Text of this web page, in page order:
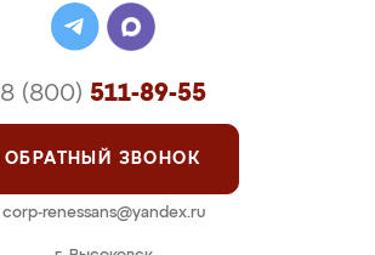
8 (800) 511-89-55
ОБРАТНЫЙ ЗВОНОК
corp-renessans@yandex.ru